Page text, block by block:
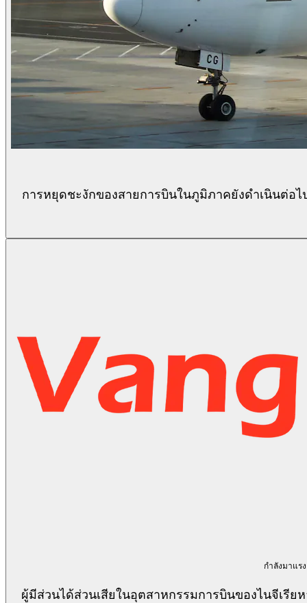
การหยุดชะงักของสายการบินในภูมิภาคยังดำเนินต่อ
กำลังมาแรง
ผู้มีส่วนได้ส่วนเสียในอุตสาหกรรมการบินของไนจีเรีย